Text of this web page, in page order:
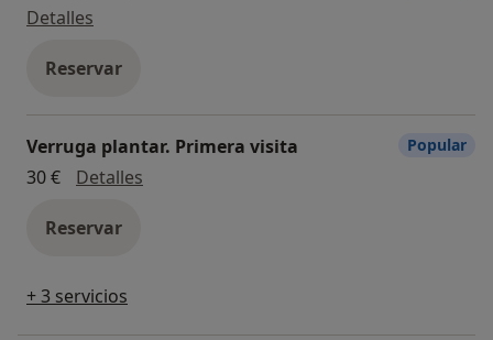
Detalles
Reservar
Verruga plantar. Primera visita
30 €
Detalles
Reservar
Popular
+ 3 servicios